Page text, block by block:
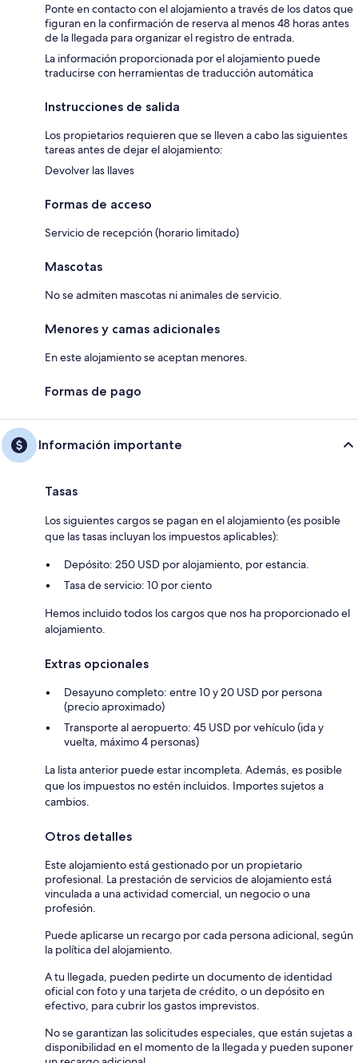
Ponte en contacto con el alojamiento a través de los datos que
figuran en la confirmación de reserva al menos 48 horas antes
de la llegada para organizar el registro de entrada.
La información proporcionada por el alojamiento puede
traducirse con herramientas de traducción automática
Instrucciones de salida
Los propietarios requieren que se lleven a cabo las siguientes
tareas antes de dejar el alojamiento:
Devolver las llaves
Formas de acceso
Servicio de recepción (horario limitado)
Mascotas
No se admiten mascotas ni animales de servicio.
Menores y camas adicionales
En este alojamiento se aceptan menores.
Formas de pago
Información importante
Tasas
Los siguientes cargos se pagan en el alojamiento (es posible
que las tasas incluyan los impuestos aplicables):
Depósito: 250 USD por alojamiento, por estancia.
Tasa de servicio: 10 por ciento
Hemos incluido todos los cargos que nos ha proporcionado el
alojamiento.
Extras opcionales
Desayuno completo: entre 10 y 20 USD por persona
(precio aproximado)
Transporte al aeropuerto: 45 USD por vehículo (ida y
vuelta, máximo 4 personas)
La lista anterior puede estar incompleta. Además, es posible
que los impuestos no estén incluidos. Importes sujetos a
cambios.
Otros detalles
Este alojamiento está gestionado por un propietario
profesional. La prestación de servicios de alojamiento está
vinculada a una actividad comercial, un negocio o una
profesión.
Puede aplicarse un recargo por cada persona adicional, según
la política del alojamiento.
A tu llegada, pueden pedirte un documento de identidad
oficial con foto y una tarjeta de crédito, o un depósito en
efectivo, para cubrir los gastos imprevistos.
No se garantizan las solicitudes especiales, que están sujetas a
disponibilidad en el momento de la llegada y pueden suponer